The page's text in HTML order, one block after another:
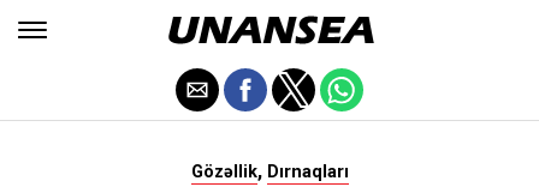
Gözəllik, Dırnaqları